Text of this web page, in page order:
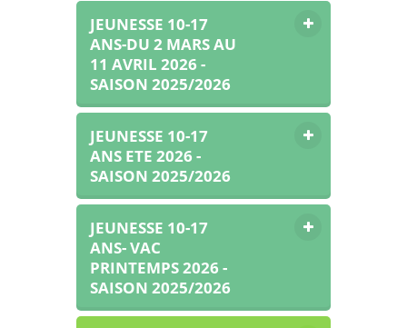
JEUNESSE 10-17
ANS-DU 2 MARS AU
11 AVRIL 2026 -
SAISON 2025/2026
JEUNESSE 10-17
ANS ETE 2026 -
SAISON 2025/2026
JEUNESSE 10-17
ANS- VAC
PRINTEMPS 2026 -
SAISON 2025/2026